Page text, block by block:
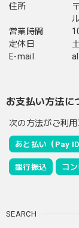
住所
営業時間
定休日
E-mail
お支払い方法に
次の方法がご利用
あと払い（Pay ID
銀行振込 コ
SEARCH